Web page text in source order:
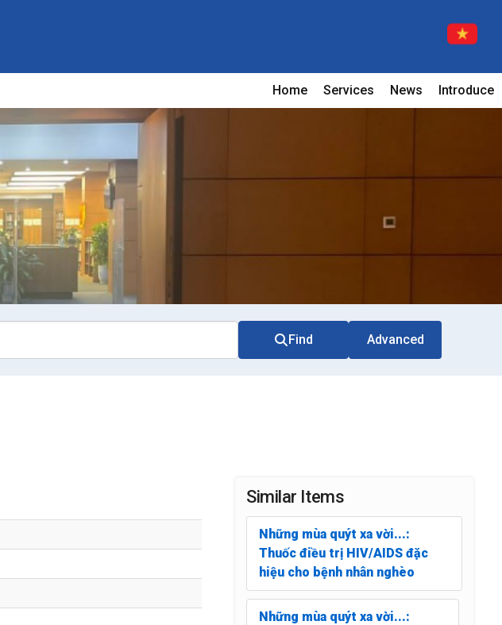
Home Services News Introduce
Find Advanced
Similar Items
Những mùa quýt xa vời...:
Thuốc điều trị HIV/AIDS đặc
hiệu cho bệnh nhân nghèo
Những mùa quýt xa vời...: